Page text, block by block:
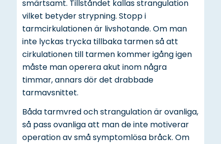
smärtsamt. Tillståndet kallas strangulation
vilket betyder strypning. Stopp i
tarmcirkulationen är livshotande. Om man
inte lyckas trycka tillbaka tarmen så att
cirkulationen till tarmen kommer igång igen
måste man operera akut inom några
timmar, annars dör det drabbade
tarmavsnittet.
Båda tarmvred och strangulation är ovanliga,
så pass ovanliga att man de inte motiverar
operation av små symptomlösa bråck. Om